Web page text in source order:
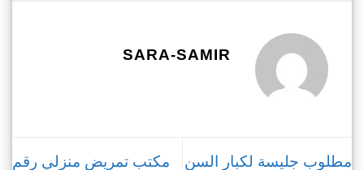
SARA-SAMIR
مطلوب جليسة لكبار السن مكتب تمريض منزلي رقم